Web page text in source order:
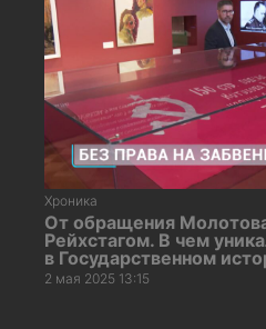
Хроника
От обращения
Рейхстагом. В чем
в Государственном
2 мая 2025 13:15